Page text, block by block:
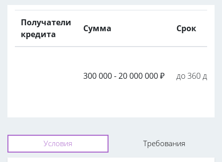
Получатели
кредита
Сумма Срок
300 000 - 20 000 000₽ до 360 дней
Условия Требования